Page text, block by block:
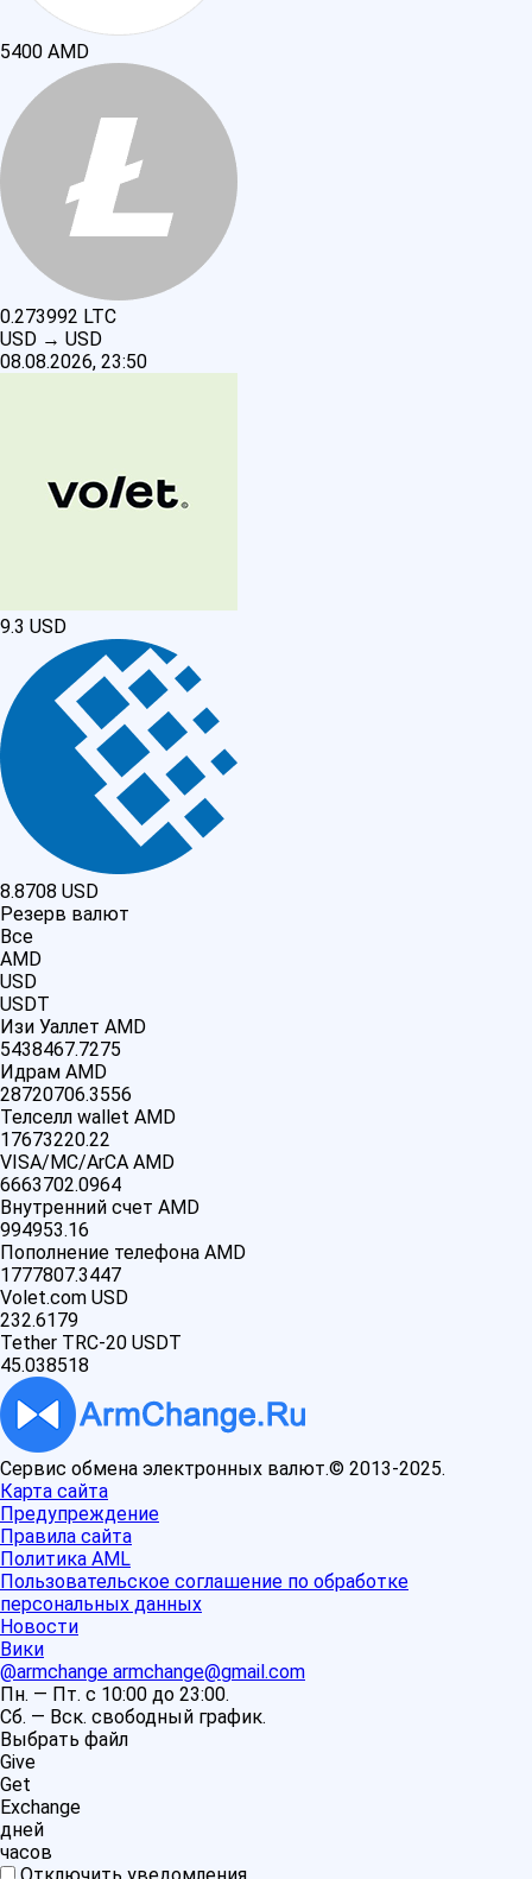
5400 AMD
0.273992 LTC
USD → USD
08.08.2026, 23:50
9.3 USD
8.8708 USD
Резерв валют
Все
AMD
USD
USDT
Изи Уаллет AMD
5438467.7275
Идрам AMD
28720706.3556
Телселл wallet AMD
17673220.22
VISA/MC/ArCA AMD
6663702.0964
Внутренний счет AMD
994953.16
Пополнение телефона AMD
1777807.3447
Volet.com USD
232.6179
Tether TRC-20 USDT
45.038518
Сервис обмена электронных валют.© 2013-2025.
Карта сайта
Предупреждение
Правила сайта
Политика AML
Пользовательское соглашение по обработке
персональных данных
Новости
Вики
@armchange armchange@gmail.com
Пн. — Пт. с 10:00 до 23:00.
Сб. — Вск. свободный график.
Выбрать файл
Give
Get
Exchange
дней
часов